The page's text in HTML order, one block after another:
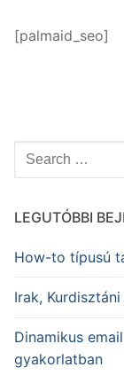
[palmaid_seo]
Keresése:
LEGUTÓBBI
How-to típusú
Irak,
Dinamikus
gyakorlatban